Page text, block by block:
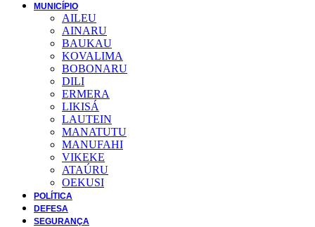
MUNICÍPIO
AILEU
AINARU
BAUKAU
KOVALIMA
BOBONARU
DILI
ERMERA
LIKISÁ
LAUTEIN
MANATUTU
MANUFAHI
VIKEKE
ATAÚRU
OEKUSI
POLÍTICA
DEFESA
SEGURANÇA